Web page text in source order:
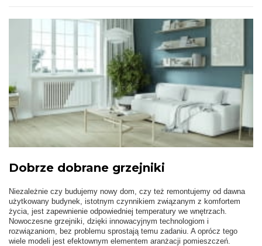
Dobrze dobrane grzejniki
Niezależnie czy budujemy nowy dom, czy też remontujemy od dawna
użytkowany budynek, istotnym czynnikiem związanym z komfortem
życia, jest zapewnienie odpowiedniej temperatury we wnętrzach.
Nowoczesne grzejniki, dzięki innowacyjnym technologiom i
rozwiązaniom, bez problemu sprostają temu zadaniu. A oprócz tego
wiele modeli jest efektownym elementem aranżacji pomieszczeń.